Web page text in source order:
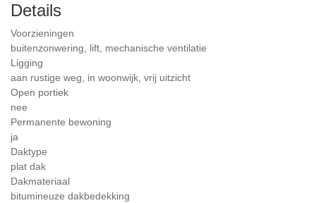
Details
Voorzieningen
buitenzonwering, lift, mechanische ventilatie
Ligging
aan rustige weg, in woonwijk, vrij uitzicht
Open portiek
nee
Permanente bewoning
ja
Daktype
plat dak
Dakmateriaal
bitumineuze dakbedekking